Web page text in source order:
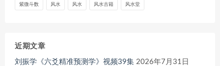
紫微斗数 风水 风水 风水古籍 风水堂
近期文章
刘振学《六爻精准预测学》视频39集 2026年7月31日